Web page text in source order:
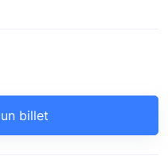
billet